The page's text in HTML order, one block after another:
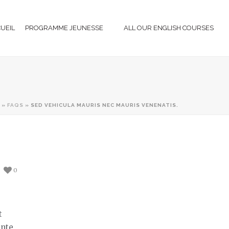
PROGRAMME JEUNESSE ALL OUR ENGLISH COURSES
» FAQS » SED VEHICULA MAURIS NEC MAURIS VENENATIS.
0